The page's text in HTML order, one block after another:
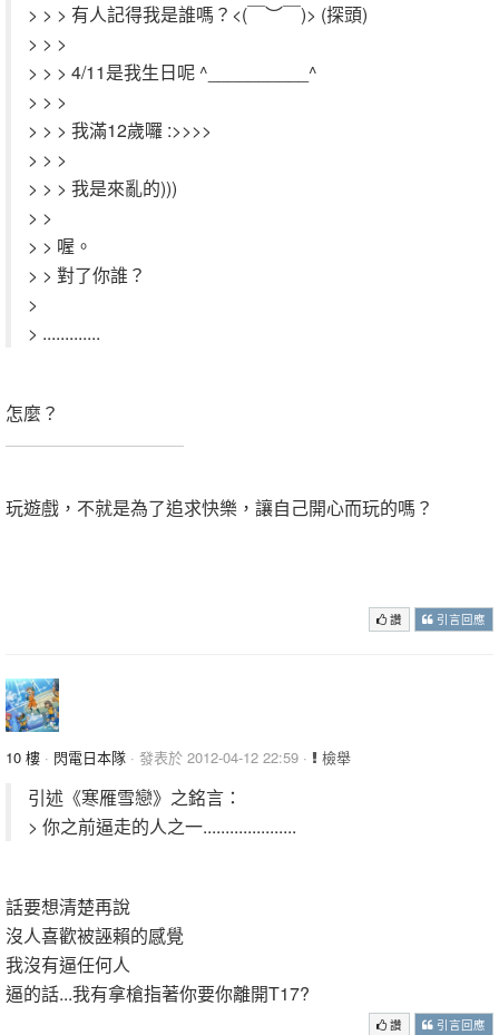
> > > 有人記得我是誰嗎？<(￣︶￣)> (探頭)
> > >
> > > 4/11是我生日呢 ^__________^
> > >
> > > 我滿12歲囉 :>>>>
> > >
> > > 我是來亂的)))
> >
> > 喔。
> > 對了你誰？
>
> .............
怎麼？
玩遊戲，不就是為了追求快樂，讓自己開心而玩的嗎？
讚 引言回應
10 樓 · 閃電日本隊 · 發表於 2012-04-12 22:59 · 檢舉
引述《寒雁雪戀》之銘言：
> 你之前逼走的人之一.....................
話要想清楚再說
沒人喜歡被誣賴的感覺
我沒有逼任何人
逼的話...我有拿槍指著你要你離開T17?
讚 引言回應